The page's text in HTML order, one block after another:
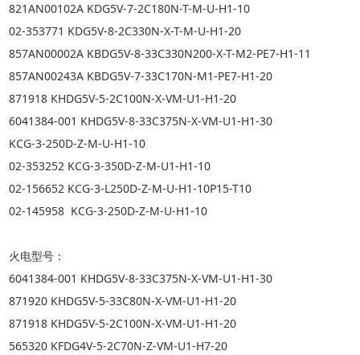
821AN00102A KDG5V-7-2C180N-T-M-U-H1-10
02-353771 KDG5V-8-2C330N-X-T-M-U-H1-20
857AN00002A KBDG5V-8-33C330N200-X-T-M2-PE7-H1-11
857AN00243A KBDG5V-7-33C170N-M1-PE7-H1-20
871918 KHDG5V-5-2C100N-X-VM-U1-H1-20
6041384-001 KHDG5V-8-33C375N-X-VM-U1-H1-30
KCG-3-250D-Z-M-U-H1-10
02-353252 KCG-3-350D-Z-M-U1-H1-10
02-156652 KCG-3-L250D-Z-M-U-H1-10P15-T10
02-145958 KCG-3-250D-Z-M-U-H1-10
火电型号：
6041384-001 KHDG5V-8-33C375N-X-VM-U1-H1-30
871920 KHDG5V-5-33C80N-X-VM-U1-H1-20
871918 KHDG5V-5-2C100N-X-VM-U1-H1-20
565320 KFDG4V-5-2C70N-Z-VM-U1-H7-20